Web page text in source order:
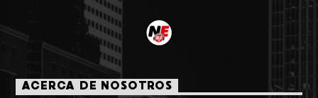
ACERCA DE NOSOTROS